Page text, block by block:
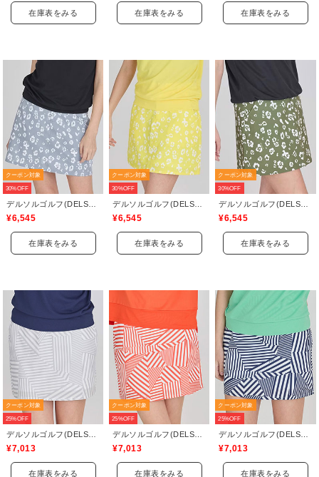
在庫表をみる 在庫表をみる 在庫表をみる
クーポン対象
30%OFF
¥6,545
在庫表をみる
クーポン対象
30%OFF
¥6,545
在庫表をみる
クーポン対象
30%OFF
¥6,545
在庫表をみる
クーポン対象
25%OFF
¥7,013
在庫表をみる
クーポン対象
25%OFF
¥7,013
在庫表をみる
クーポン対象
25%OFF
¥7,013
在庫表をみる